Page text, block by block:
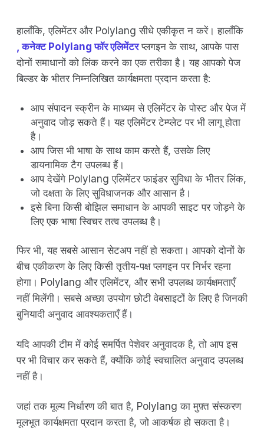
हालाँकि, एलिमेंटर और Polylang सीधे एकीकृत न करें। हालाँकि
, कनेक्ट Polylang फॉर एलिमेंटरप्लगइन के साथ, आपके पास
दोनों समाधानों को लिंक करने का एक तरीका है। यह आपको पेज
बिल्डर के भीतर निम्नलिखित कार्यक्षमता प्रदान करता है:
आप संपादन स्क्रीन के माध्यम से एलिमेंटर के पोस्ट और पेज में
अनुवाद जोड़ सकते हैं। यह एलिमेंटर टेम्प्लेट पर भी लागू होता
है।
आप जिस भी भाषा के साथ काम करते हैं, उसके लिए
डायनामिक टैग उपलब्ध हैं।
आप देखेंगे Polylang एलिमेंटर फाइंडर सुविधा के भीतर लिंक,
जो दक्षता के लिए सुविधाजनक और आसान है।
इसे बिना किसी बोझिल समाधान के आपकी साइट पर जोड़ने के
लिए एक भाषा स्विचर तत्व उपलब्ध है।
फिर भी, यह सबसे आसान सेटअप नहीं हो सकता। आपको दोनों के
बीच एकीकरण के लिए किसी तृतीय-पक्ष प्लगइन पर निर्भर रहना
होगा। Polylang और एलिमेंटर, और सभी उपलब्ध कार्यक्षमताएँ
नहीं मिलेंगी। सबसे अच्छा उपयोग छोटी वेबसाइटों के लिए है जिनकी
बुनियादी अनुवाद आवश्यकताएँ हैं।
यदि आपकी टीम में कोई समर्पित पेशेवर अनुवादक है, तो आप इस
पर भी विचार कर सकते हैं, क्योंकि कोई स्वचालित अनुवाद उपलब्ध
नहीं है।
जहां तक ​​मूल्य निर्धारण की बात है, Polylang का मुफ़्त संस्करण
मूलभूत कार्यक्षमता प्रदान करता है, जो आकर्षक हो सकता है।